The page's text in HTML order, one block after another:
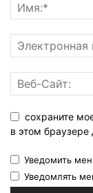
сохраните
в этом
Уведомить
Уведомлять